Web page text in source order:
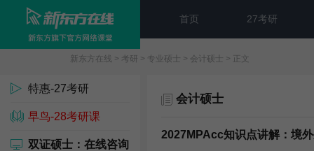
首页 27考研
新东方在线 > 考研 > 专业硕士 > 会计硕士 > 正文
特惠-27考研
早鸟-28考研课
双证硕士：在线咨询
会计硕士
2027MPAcc知识点讲解：境